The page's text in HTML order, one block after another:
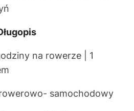
na rowerze | 1
samochodowy